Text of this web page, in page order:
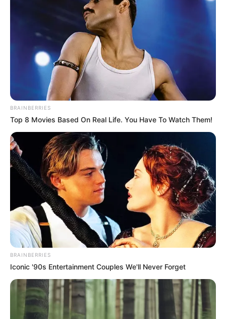
BRAINBERRIES
Top 8 Movies Based On Real Life. You Have To Watch Them!
BRAINBERRIES
Iconic '90s Entertainment Couples We'll Never Forget